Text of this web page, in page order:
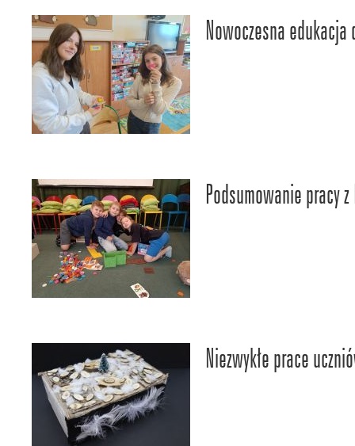
Nowoczesna
Podsumowanie pracy
Niezwykłe prace